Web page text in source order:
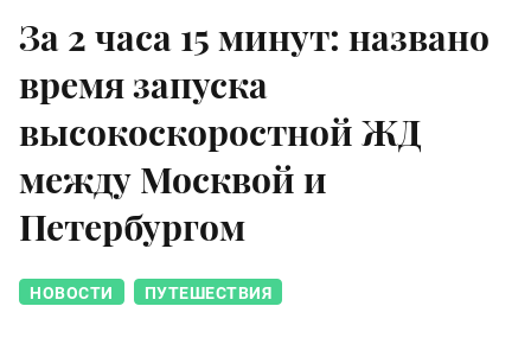
За 2 часа 15 минут: названо
время запуска
высокоскоростной ЖД
между Москвой и
Петербургом
НОВОСТИ ПУТЕШЕСТВИЯ